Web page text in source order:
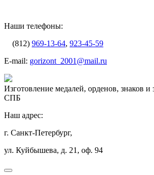
Наши телефоны:
(812) 969-13-64, 923-45-59
E-mail: gorizont_2001@mail.ru
Изготовление медалей, орденов, знаков и
СПБ
Наш адрес:
г. Санкт-Петербург,
ул. Куйбышева, д. 21, оф. 94